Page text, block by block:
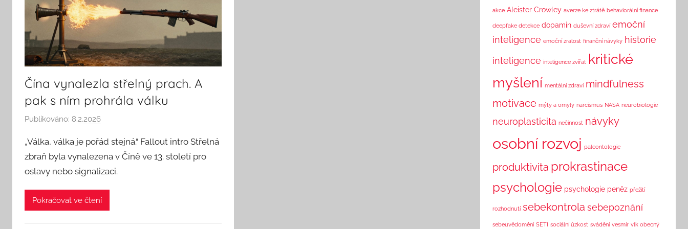
Čína vynalezla střelný prach. A
pak s ním prohrála válku
Publikováno: 8.2.2026
t
o
r
S
e
„Válka, válka je pořád stejná.“ Fallout intro Střelná
zbraň byla vynalezena v Číně ve 13. století pro
oslavy nebo signalizaci.
Pokračovat ve čtení
akce Aleister Crowley averze ke ztrátě behaviorální finance
deepfake detekce dopamin duševní zdraví emoční
inteligence emoční zralost finanční návyky historie
inteligence inteligence zvířat kritické
myšlení mentální zdraví mindfulness
motivace mýty a omyly narcismus NASA neurobiologie
neuroplasticita nečinnost návyky
osobní rozvoj paleontologie
produktivita prokrastinace
psychologie psychologie peněz přežití
rozhodnutí sebekontrola sebepoznání
sebeuvědomění SETI sociální úzkost svádění vesmír vlk obecný